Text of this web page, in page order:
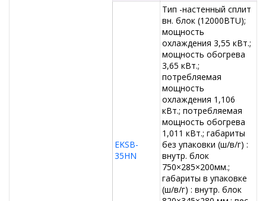
EKSB-
35HN
Тип -настенный сплит
вн. блок (12000BTU);
мощность
охлаждения 3,55 кВт.;
мощность обогрева
3,65 кВт.;
потребляемая
мощность
охлаждения 1,106
кВт.; потребляемая
мощность обогрева
1,011 кВт.; габариты
без упаковки (ш/в/г) :
внутр. блок
750×285×200мм.;
габариты в упаковке
(ш/в/г) : внутр. блок